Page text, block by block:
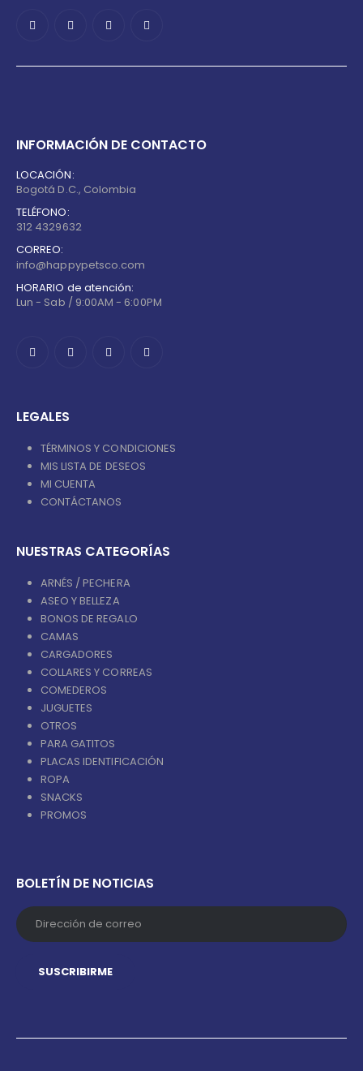
INFORMACIÓN DE CONTACTO
LOCACIÓN:
Bogotá D.C., Colombia
TELÉFONO:
312 4329632
CORREO:
info@happypetsco.com
HORARIO de atención:
Lun - Sab / 9:00AM - 6:00PM
LEGALES
TÉRMINOS Y CONDICIONES
MIS LISTA DE DESEOS
MI CUENTA
CONTÁCTANOS
NUESTRAS CATEGORÍAS
ARNÉS / PECHERA
ASEO Y BELLEZA
BONOS DE REGALO
CAMAS
CARGADORES
COLLARES Y CORREAS
COMEDEROS
JUGUETES
OTROS
PARA GATITOS
PLACAS IDENTIFICACIÓN
ROPA
SNACKS
PROMOS
BOLETÍN DE NOTICIAS